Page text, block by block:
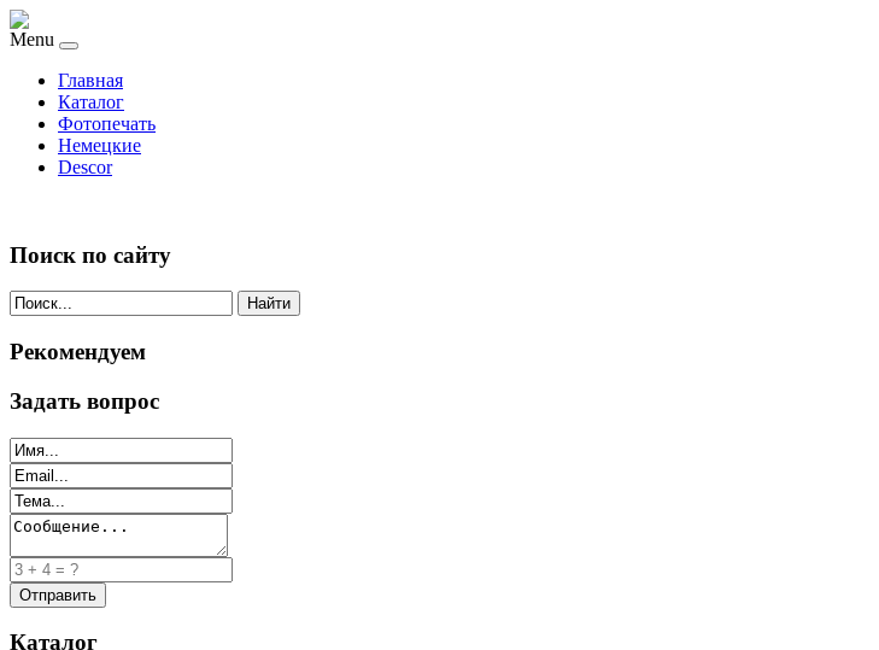
Menu
Главная
Каталог
Фотопечать
Немецкие
Descor
Поиск по сайту
Найти
Рекомендуем
Задать вопрос
Каталог